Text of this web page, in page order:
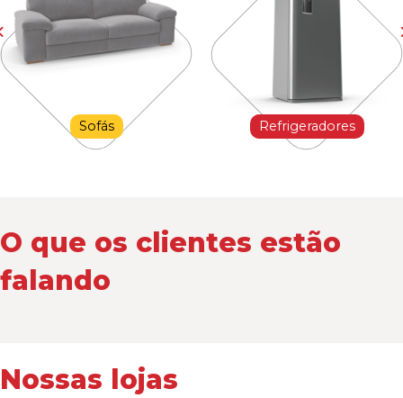
Sofás Refrigeradores
O que os clientes estão
falando
Nossas lojas